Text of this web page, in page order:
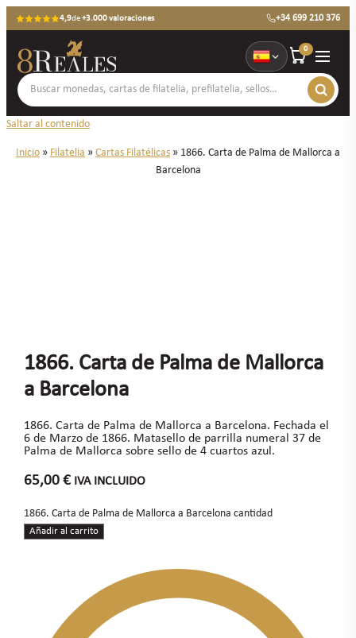
4,9de+3.000 valoraciones +34 699 210 376
0
Saltar al contenido
Inicio » Filatelia » Cartas Filatélicas » 1866. Carta de Palma de Mallorca a
Barcelona
1866. Carta de Palma de Mallorca
a Barcelona
1866. Carta de Palma de Mallorca a Barcelona. Fechada el
6 de Marzo de 1866. Matasello de parrilla numeral 37 de
Palma de Mallorca sobre sello de 4 cuartos azul.
65,00 € IVA INCLUIDO
1866. Carta de Palma de Mallorca a Barcelona cantidad
Añadir al carrito